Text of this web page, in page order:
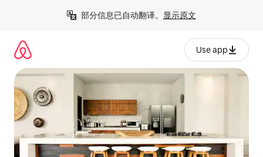
部分信息已自动翻译。 显示原文
Use app